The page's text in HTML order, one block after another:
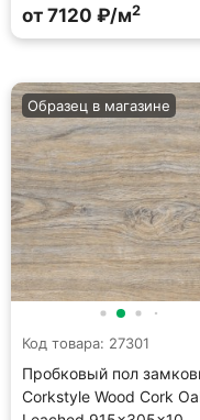
от 7120 ₽/м2
Код товара: 27301
Пробковый пол
Corkstyle Wood Cork
Образец в магазине